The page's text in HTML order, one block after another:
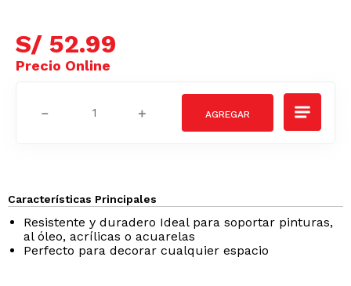
S/ 52.99
＋
－
Características Principales
Resistente y duradero Ideal para soportar pinturas,
al óleo, acrílicas o acuarelas
Perfecto para decorar cualquier espacio